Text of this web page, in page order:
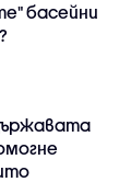
басейни